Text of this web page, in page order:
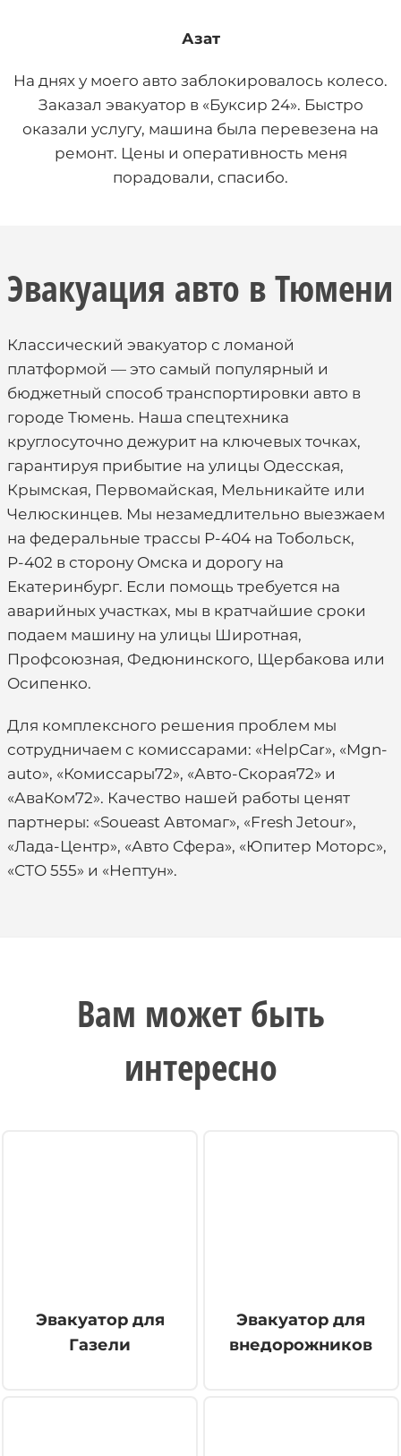
Азат
На днях у моего авто заблокировалось колесо.
Заказал эвакуатор в «Буксир 24». Быстро
оказали услугу, машина была перевезена на
ремонт. Цены и оперативность меня
порадовали, спасибо.
Эвакуация авто в Тюмени
Классический эвакуатор с ломаной
платформой — это самый популярный и
бюджетный способ транспортировки авто в
городе Тюмень. Наша спецтехника
круглосуточно дежурит на ключевых точках,
гарантируя прибытие на улицы Одесская,
Крымская, Первомайская, Мельникайте или
Челюскинцев. Мы незамедлительно выезжаем
на федеральные трассы Р-404 на Тобольск,
Р-402 в сторону Омска и дорогу на
Екатеринбург. Если помощь требуется на
аварийных участках, мы в кратчайшие сроки
подаем машину на улицы Широтная,
Профсоюзная, Федюнинского, Щербакова или
Осипенко.
Для комплексного решения проблем мы
сотрудничаем с комиссарами: «HelpCar», «Mgn-
auto», «Комиссары72», «Авто-Скорая72» и
«АваКом72». Качество нашей работы ценят
партнеры: «Soueast Автомаг», «Fresh Jetour»,
«Лада-Центр», «Авто Сфера», «Юпитер Моторс»,
«СТО 555» и «Нептун».
Вам может быть
интересно
Эвакуатор для
Газели
Эвакуатор для
внедорожников